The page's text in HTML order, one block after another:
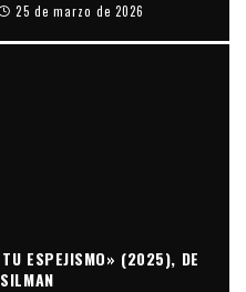
25 de marzo de 2026
ESPEJISMO» (2025), DE